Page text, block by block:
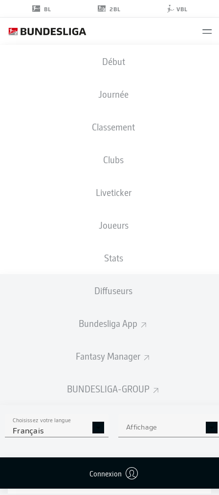
BL 2BL VBL
Début
Journée
Classement
Clubs
Liveticker
Joueurs
Stats
Diffuseurs
Bundesliga App
Fantasy Manager
BUNDESLIGA-GROUP
Choisissez votre langue
Français Affichage
Connexion
STATS DE LA SAISON
2025/2026
0